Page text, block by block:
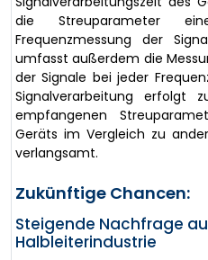
die Streuparameter
Frequenzmessung der
umfasst außerdem die
der Signale bei jeder
Signalverarbeitung erfolgt
empfangenen
Geräts im Vergleich zu
verlangsamt.
Zukünftige Chancen:
Steigende Nachfrage
Halbleiterindustrie